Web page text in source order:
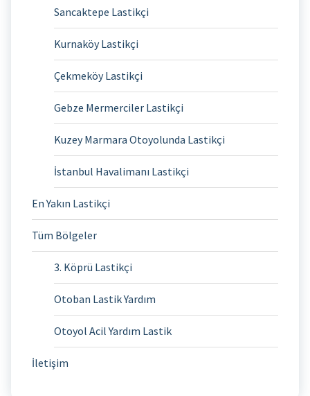
Sancaktepe Lastikçi
Kurnaköy Lastikçi
Çekmeköy Lastikçi
Gebze Mermerciler Lastikçi
Kuzey Marmara Otoyolunda Lastikçi
İstanbul Havalimanı Lastikçi
En Yakın Lastikçi
Tüm Bölgeler
3. Köprü Lastikçi
Otoban Lastik Yardım
Otoyol Acil Yardım Lastik
İletişim